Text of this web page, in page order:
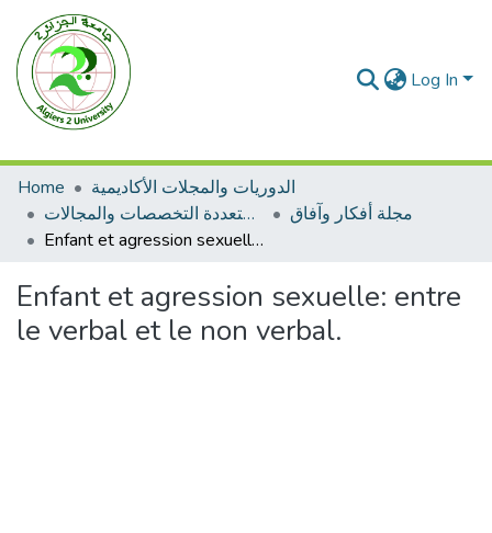
Log In
Home
الدوريات والمجلات الأكاديمية
مجلات متعددة التخصصات والمجالات
مجلة أفكار وآفاق
Enfant et agression sexuelle: entre le verbal et le non verbal.
Enfant et agression sexuelle: entre
le verbal et le non verbal.